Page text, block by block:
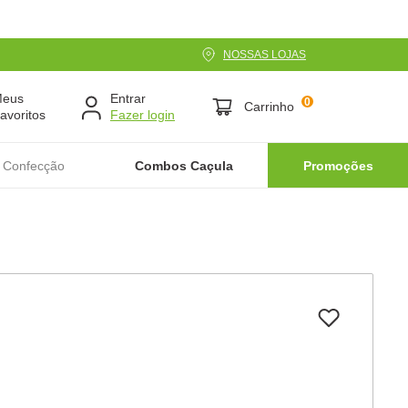
NOSSAS LOJAS
Entrar
Carrinho 0
Combos Caçula Promoções